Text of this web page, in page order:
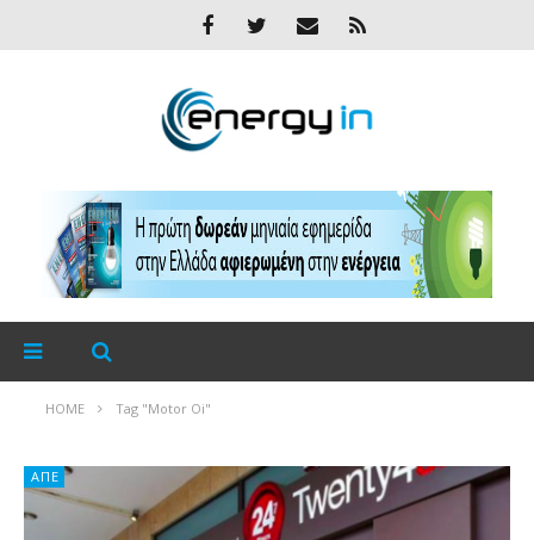
HOME Tag "Motor Oi"
ΑΠΕ